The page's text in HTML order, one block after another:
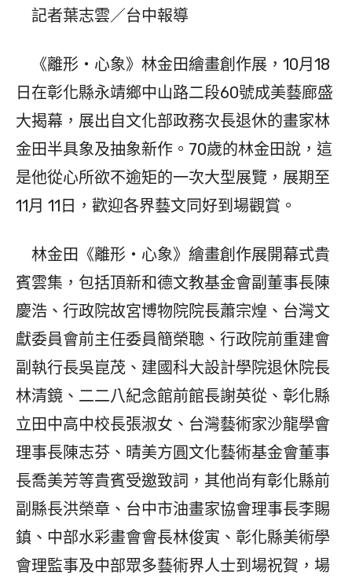
記者葉志雲／台中報導
《離形‧心象》林金田繪畫創作展，10月18
日在彰化縣永靖鄉中山路二段60號成美藝廊盛
大揭幕，展出自文化部政務次長退休的畫家林
金田半具象及抽象新作。70歲的林金田說，這
是他從心所欲不逾矩的一次大型展覽，展期至
11月 11日，歡迎各界藝文同好到場觀賞。
林金田《離形‧心象》繪畫創作展開幕式貴
賓雲集，包括頂新和德文教基金會副董事長陳
慶浩、行政院故宮博物院院長蕭宗煌、台灣文
獻委員會前主任委員簡榮聰、行政院前重建會
副執行長吳崑茂、建國科大設計學院退休院長
林清鏡、二二八紀念館前館長謝英從、彰化縣
立田中高中校長張淑女、台灣藝術家沙龍學會
理事長陳志芬、晴美方圓文化藝術基金會董事
長喬美芳等貴賓受邀致詞，其他尚有彰化縣前
副縣長洪榮章、台中市油畫家協會理事長李賜
鎮、中部水彩畫會會長林俊寅、彰化縣美術學
會理監事及中部眾多藝術界人士到場祝賀，場